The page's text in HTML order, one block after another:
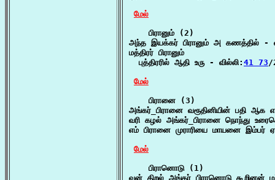
மேல்
    பிரானும் (2)
அந்த இயக்கர் பிரானும் அ கணத்தில் -
மத்திரர் பிரானும்
  புத்திரரில் ஆதி உரு - வில்லி:
41 73/
மேல்
    பிரானை (3)
அங்கர்_பிரானை வரூதினியின் பதி
வரி கழல் அங்கர்_பிரானை நொந்து
எம் பிரானை முராரியை மாயனை இம்பர்
மேல்
    பிரானொடு (1)
வன் திறல் அங்கர்_பிரானொடு கூறினன்